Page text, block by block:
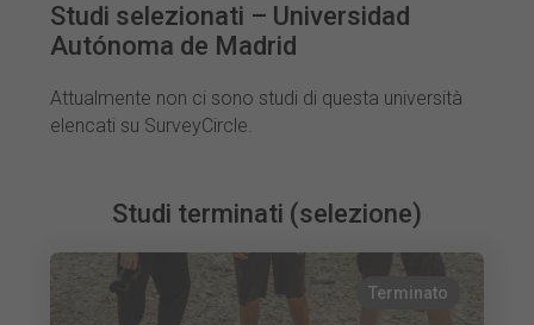
Studi selezionati – Universidad
Autónoma de Madrid
Attualmente non ci sono studi di questa università
elencati su SurveyCircle.
Studi terminati (selezione)
Terminato